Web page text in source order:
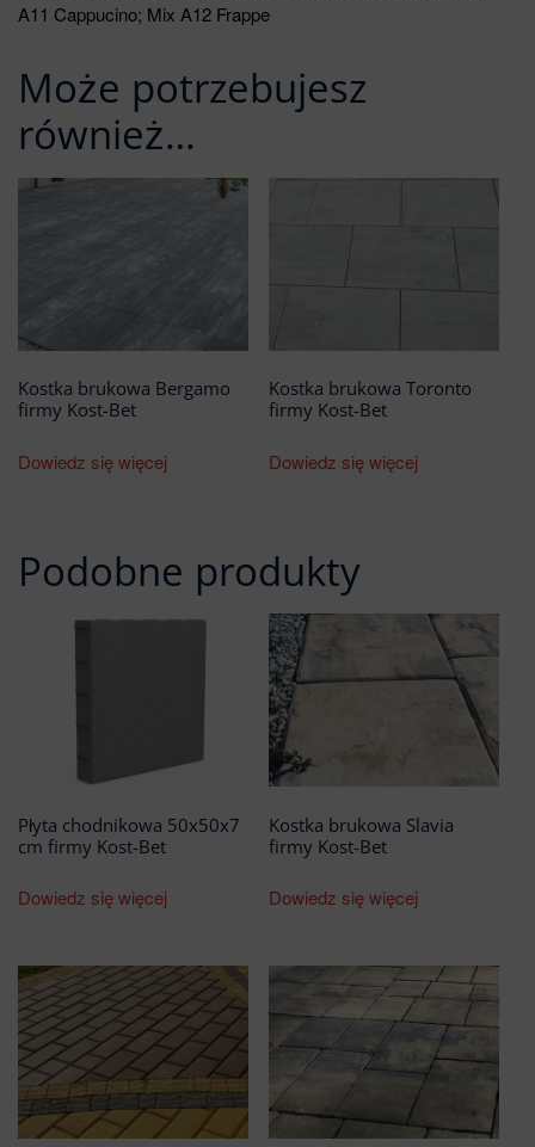
A11 Cappucino; Mix A12 Frappe
Może potrzebujesz
również…
Kostka brukowa Bergamo
firmy Kost-Bet
Dowiedz się więcej
Kostka brukowa Toronto
firmy Kost-Bet
Dowiedz się więcej
Podobne produkty
Płyta chodnikowa 50x50x7
cm firmy Kost-Bet
Dowiedz się więcej
Kostka brukowa Slavia
firmy Kost-Bet
Dowiedz się więcej